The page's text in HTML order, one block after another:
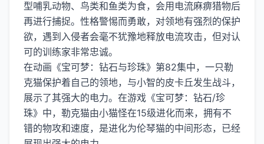
型哺乳动物、鸟类和鱼类为食，会用电流麻痹猎物后
再进行捕捉。性格警惕而勇敢，对领地有强烈的保护
欲，遇到入侵者会毫不犹豫地释放电流攻击，但对认
可的训练家非常忠诚。
在动画《宝可梦：钻石与珍珠》第82集中，一只勒
克猫保护着自己的领地，与小智的皮卡丘发生战斗，
展示了其强大的电力。在游戏《宝可梦：钻石/珍
珠》中，勒克猫由小猫怪在15级进化而来，拥有不
错的物攻和速度，是进化为伦琴猫的中间形态，已经